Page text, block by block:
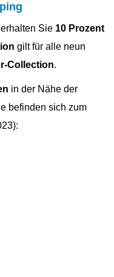
erhalten Sie 10 Prozent
gilt für alle neun
Collection.
in der Nähe der
befinden sich zum